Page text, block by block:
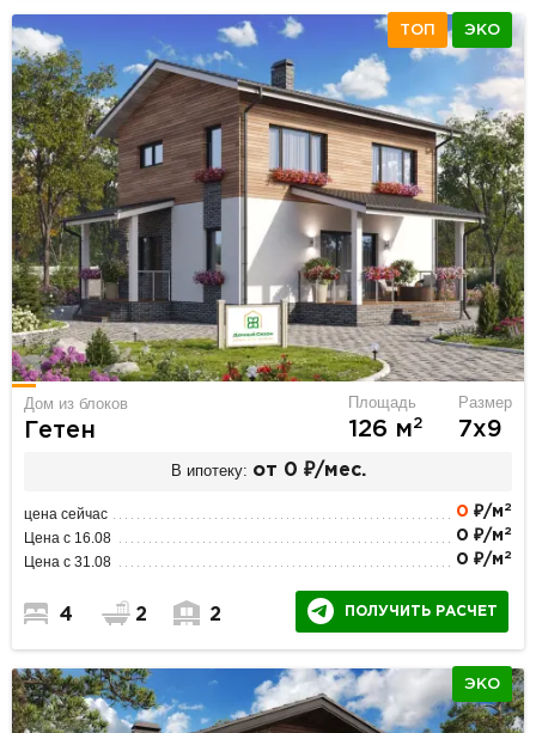
ТОП ЭКО
Дом из блоков
Гетен
Площадь
126 м2
Размер
7х9
В ипотеку: от 0 ₽/мес.
цена сейчас 0 ₽/м 2
Цена с 16.08 0 ₽/м 2
Цена с 31.08 0 ₽/м 2
4 2 2 ПОЛУЧИТЬ РАСЧЕТ
ЭКО